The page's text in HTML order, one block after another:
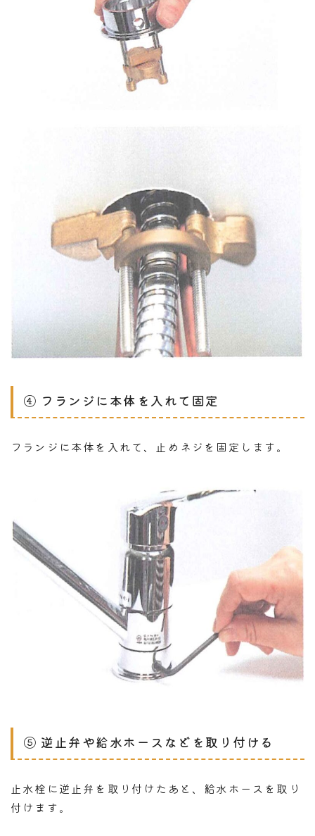
④ フランジに本体を入れて固定
フランジに本体を入れて、止めネジを固定します。
⑤ 逆止弁や給水ホースなどを取り付ける
止水栓に逆止弁を取り付けたあと、給水ホースを取り
付けます。